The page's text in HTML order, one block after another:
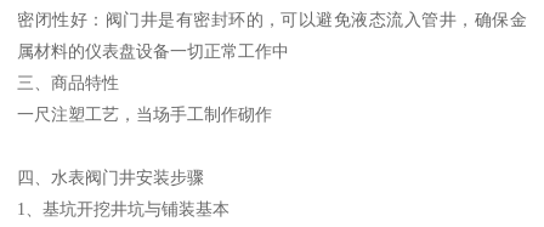
密闭性好：阀门井是有密封环的，可以避免液态流入管井，确保金
属材料的仪表盘设备一切正常工作中
三、商品特性
一尺注塑工艺，当场手工制作砌作
四、水表阀门井安装步骤
1、基坑开挖井坑与铺装基本